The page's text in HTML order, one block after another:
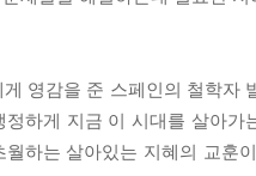
영감을 준 스페인의 철학자
정하게 지금 이 시대를 살아
월하는 살아있는 지혜의 교훈